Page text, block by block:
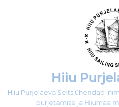
Hiiu
Hiiu Purjelaeva Selts ühendab
purjetamise ja Hiiumaa